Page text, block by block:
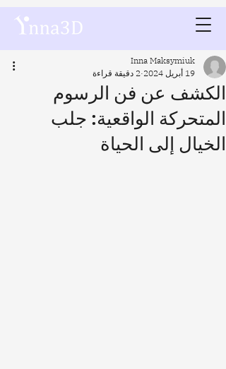
الكشف عن فن الرسوم
المتحركة الواقعية: جلب
الخيال إلى الحياة
Inna Maksymiuk
19 أبريل 2024
2 دقيقة قراءة